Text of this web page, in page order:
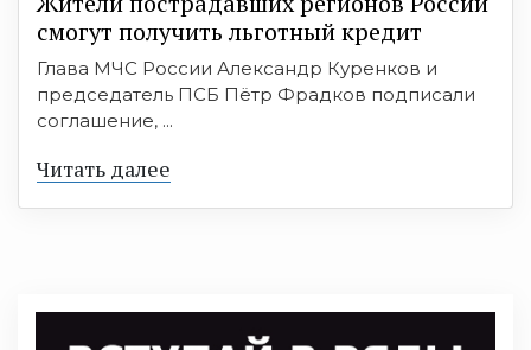
смогут получить льготный кредит
Глава МЧС России Александр Куренков и
председатель ПСБ Пётр Фрадков подписали
соглашение, ...
Читать далее